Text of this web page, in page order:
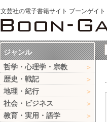
文芸社の電子書籍サイト ブーンゲイト
ジャンル
哲学・心理学・宗教
歴史・戦記
地理・紀行
社会・ビジネス
教育・実用・語学